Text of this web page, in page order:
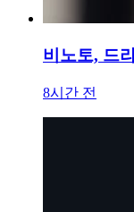
비노토, 드
8시간 전